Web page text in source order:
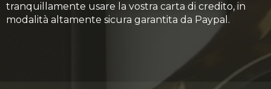
tranquillamente usare la vostra carta di credito, in
modalità altamente sicura garantita da Paypal.